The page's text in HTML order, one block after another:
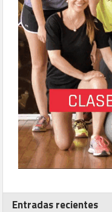
Entradas recientes